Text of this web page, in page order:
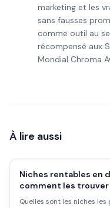
marketing et les
sans fausses
comme outil au
récompensé aux
Mondial Chroma
À lire aussi
Niches rentables en
comment les trouver
Quelles sont les niches